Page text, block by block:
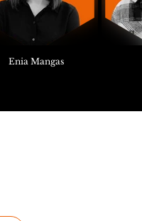
Enia Mangas